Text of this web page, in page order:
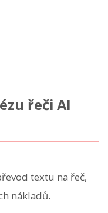
řeči AI
textu na řeč,
nákladů.